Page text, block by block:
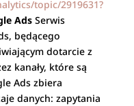
topic/2919631?
AdsSerwis
będącego
dotarcie z
kanały, które są
Ads zbiera
danych: zapytania